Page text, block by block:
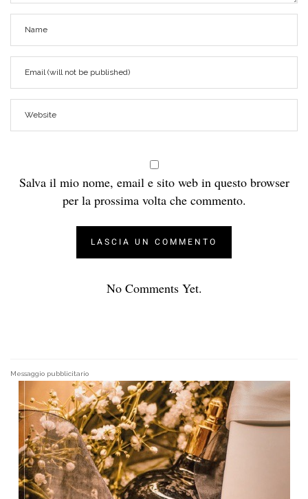
Salva il mio nome, email e sito web in questo browser
per la prossima volta che commento.
No Comments Yet.
Messaggio pubblicitario